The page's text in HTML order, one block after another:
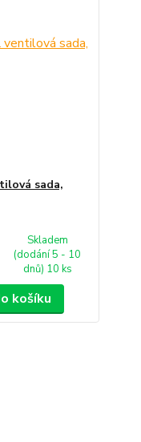
sada,
Skladem
(dodání 5 - 10
dnů) 10 ks
košíku